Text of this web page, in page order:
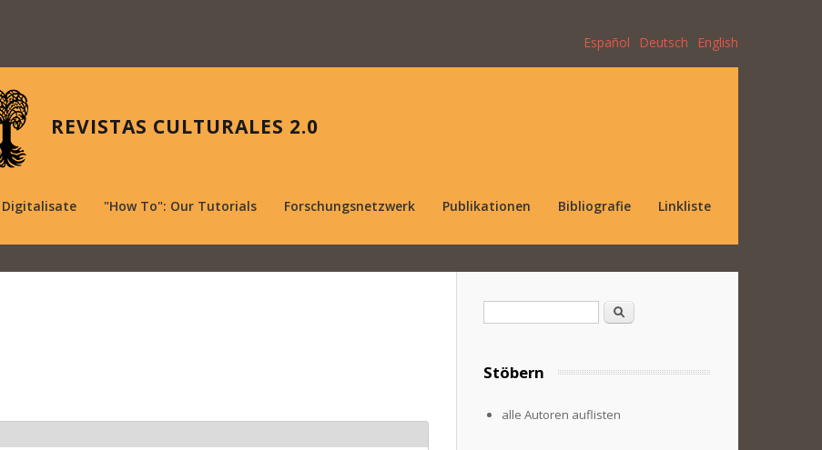
Español Deutsch English
REVISTAS CULTURALES 2.0
Digitalisate "How To": Our Tutorials Forschungsnetzwerk Publikationen Bibliografie Linkliste
Suche
Stöbern
alle Autoren auflisten